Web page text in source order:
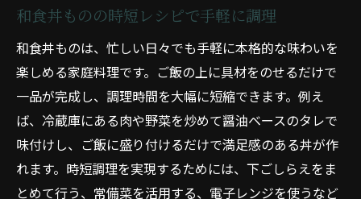
和食丼ものの時短レシピで手軽に調理
和食丼ものは、忙しい日々でも手軽に本格的な味わいを
楽しめる家庭料理です。ご飯の上に具材をのせるだけで
一品が完成し、調理時間を大幅に短縮できます。例え
ば、冷蔵庫にある肉や野菜を炒めて醤油ベースのタレで
味付けし、ご飯に盛り付けるだけで満足感のある丼が作
れます。時短調理を実現するためには、下ごしらえをま
とめて行う、常備菜を活用する、電子レンジを使うなど